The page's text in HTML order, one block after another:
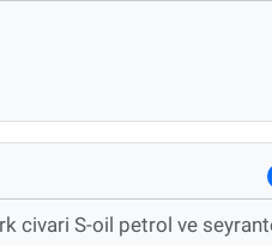
civari S-oil petrol ve